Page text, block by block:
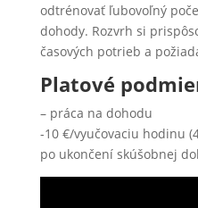
odtrénovať ľubovoľný
dohody. Rozvrh si
časových potrieb a
Platové
– práca na dohodu
-10 €/vyučovaciu hodinu
po ukončení skúšobnej